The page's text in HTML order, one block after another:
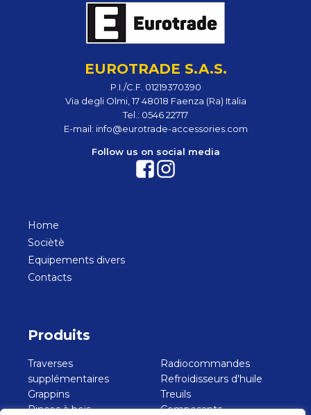
EUROTRADE S.A.S.
P.I./C.F. 01219370390
Via degli Olmi, 17 48018 Faenza (Ra) Italia
Tel.: 0546 22717
E-mail: info@eurotrade-accessories.com
Follow us on social media
Home
Sociètè
Equipements divers
Contacts
Produits
Traverses
supplémentaires
Grappins
Pinces à bois
Radiocommandes
Refroidisseurs d'huile
Treuils
Composants